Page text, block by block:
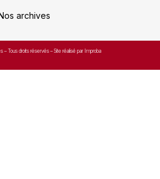
archives
– Tous droits réservés – Site réalisé par Improba